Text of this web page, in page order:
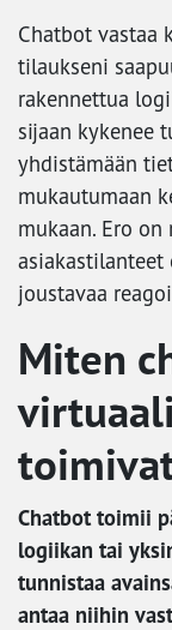
Chatbot vastaa
tilaukseni
rakennettua
sijaan kykenee
yhdistämään
mukautumaan
mukaan. Ero
joustavaa
Miten
Chatbot toimii
logiikan tai
tunnistaa
antaa niihin